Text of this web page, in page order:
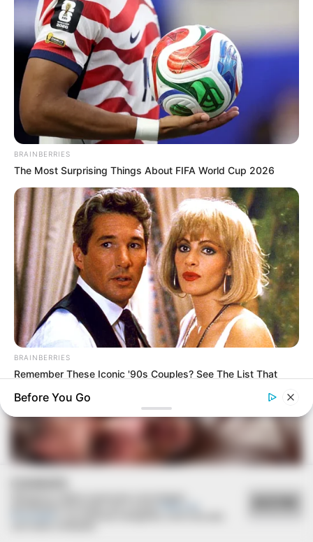
BRAINBERRIES
The Most Surprising Things About FIFA World Cup 2026
BRAINBERRIES
Remember These Iconic '90s Couples? See The List That
Before You Go